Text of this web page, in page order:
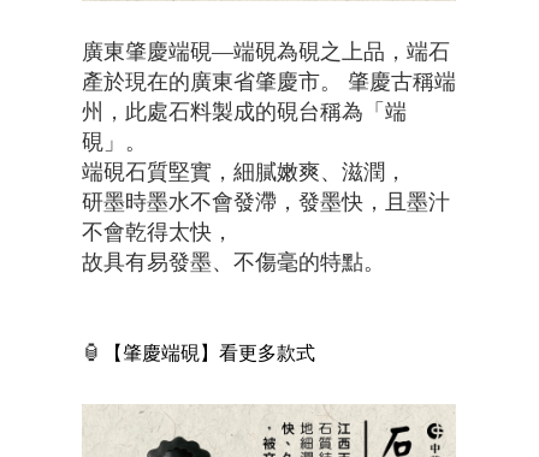
廣東肇慶端硯—端硯為硯之上品，端石
產於現在的廣東省肇慶市。 肇慶古稱端
州，此處石料製成的硯台稱為「端
硯」。
端硯石質堅實，細膩嫩爽、滋潤，
研墨時墨水不會發滯，發墨快，且墨汁
不會乾得太快，
故具有易發墨、不傷毫的特點。
🏮 【肇慶端硯】看更多款式